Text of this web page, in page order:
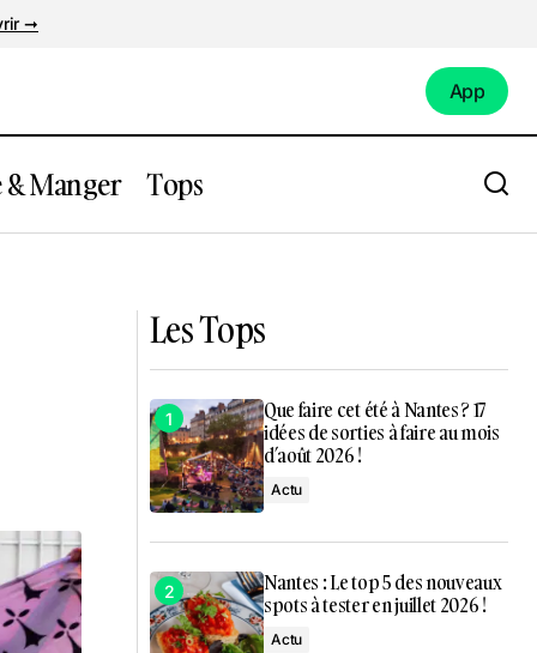
➞
App
Manger Tops
Les Tops
Que faire cet été à Nantes ? 17
idées de sorties à faire au mois
d’août 2026 !
Actu
Nantes : Le top 5 des nouveaux
spots à tester en juillet 2026 !
Actu